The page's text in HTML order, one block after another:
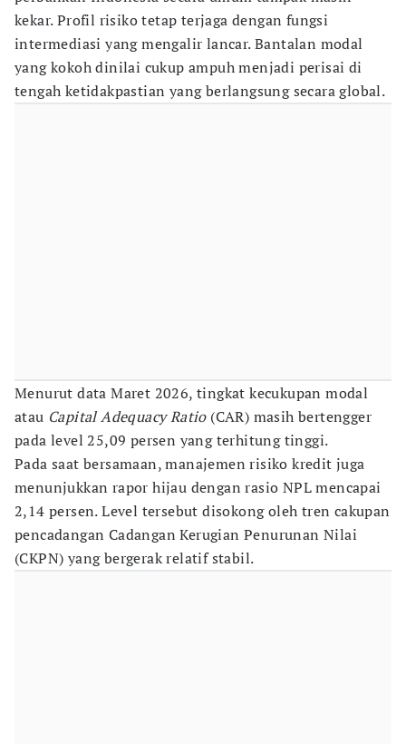
kekar. Profil risiko tetap terjaga dengan fungsi
intermediasi yang mengalir lancar. Bantalan modal
yang kokoh dinilai cukup ampuh menjadi perisai di
tengah ketidakpastian yang berlangsung secara global.
Menurut data Maret 2026, tingkat kecukupan modal
atau Capital Adequacy Ratio(CAR) masih bertengger
pada level 25,09 persen yang terhitung tinggi.
Pada saat bersamaan, manajemen risiko kredit juga
menunjukkan rapor hijau dengan rasio NPL mencapai
2,14 persen. Level tersebut disokong oleh tren cakupan
pencadangan Cadangan Kerugian Penurunan Nilai
(CKPN) yang bergerak relatif stabil.